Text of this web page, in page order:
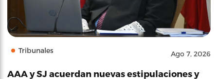
Tribunales Ago 7, 2026
AAA y SJ acuerdan nuevas estipulaciones y